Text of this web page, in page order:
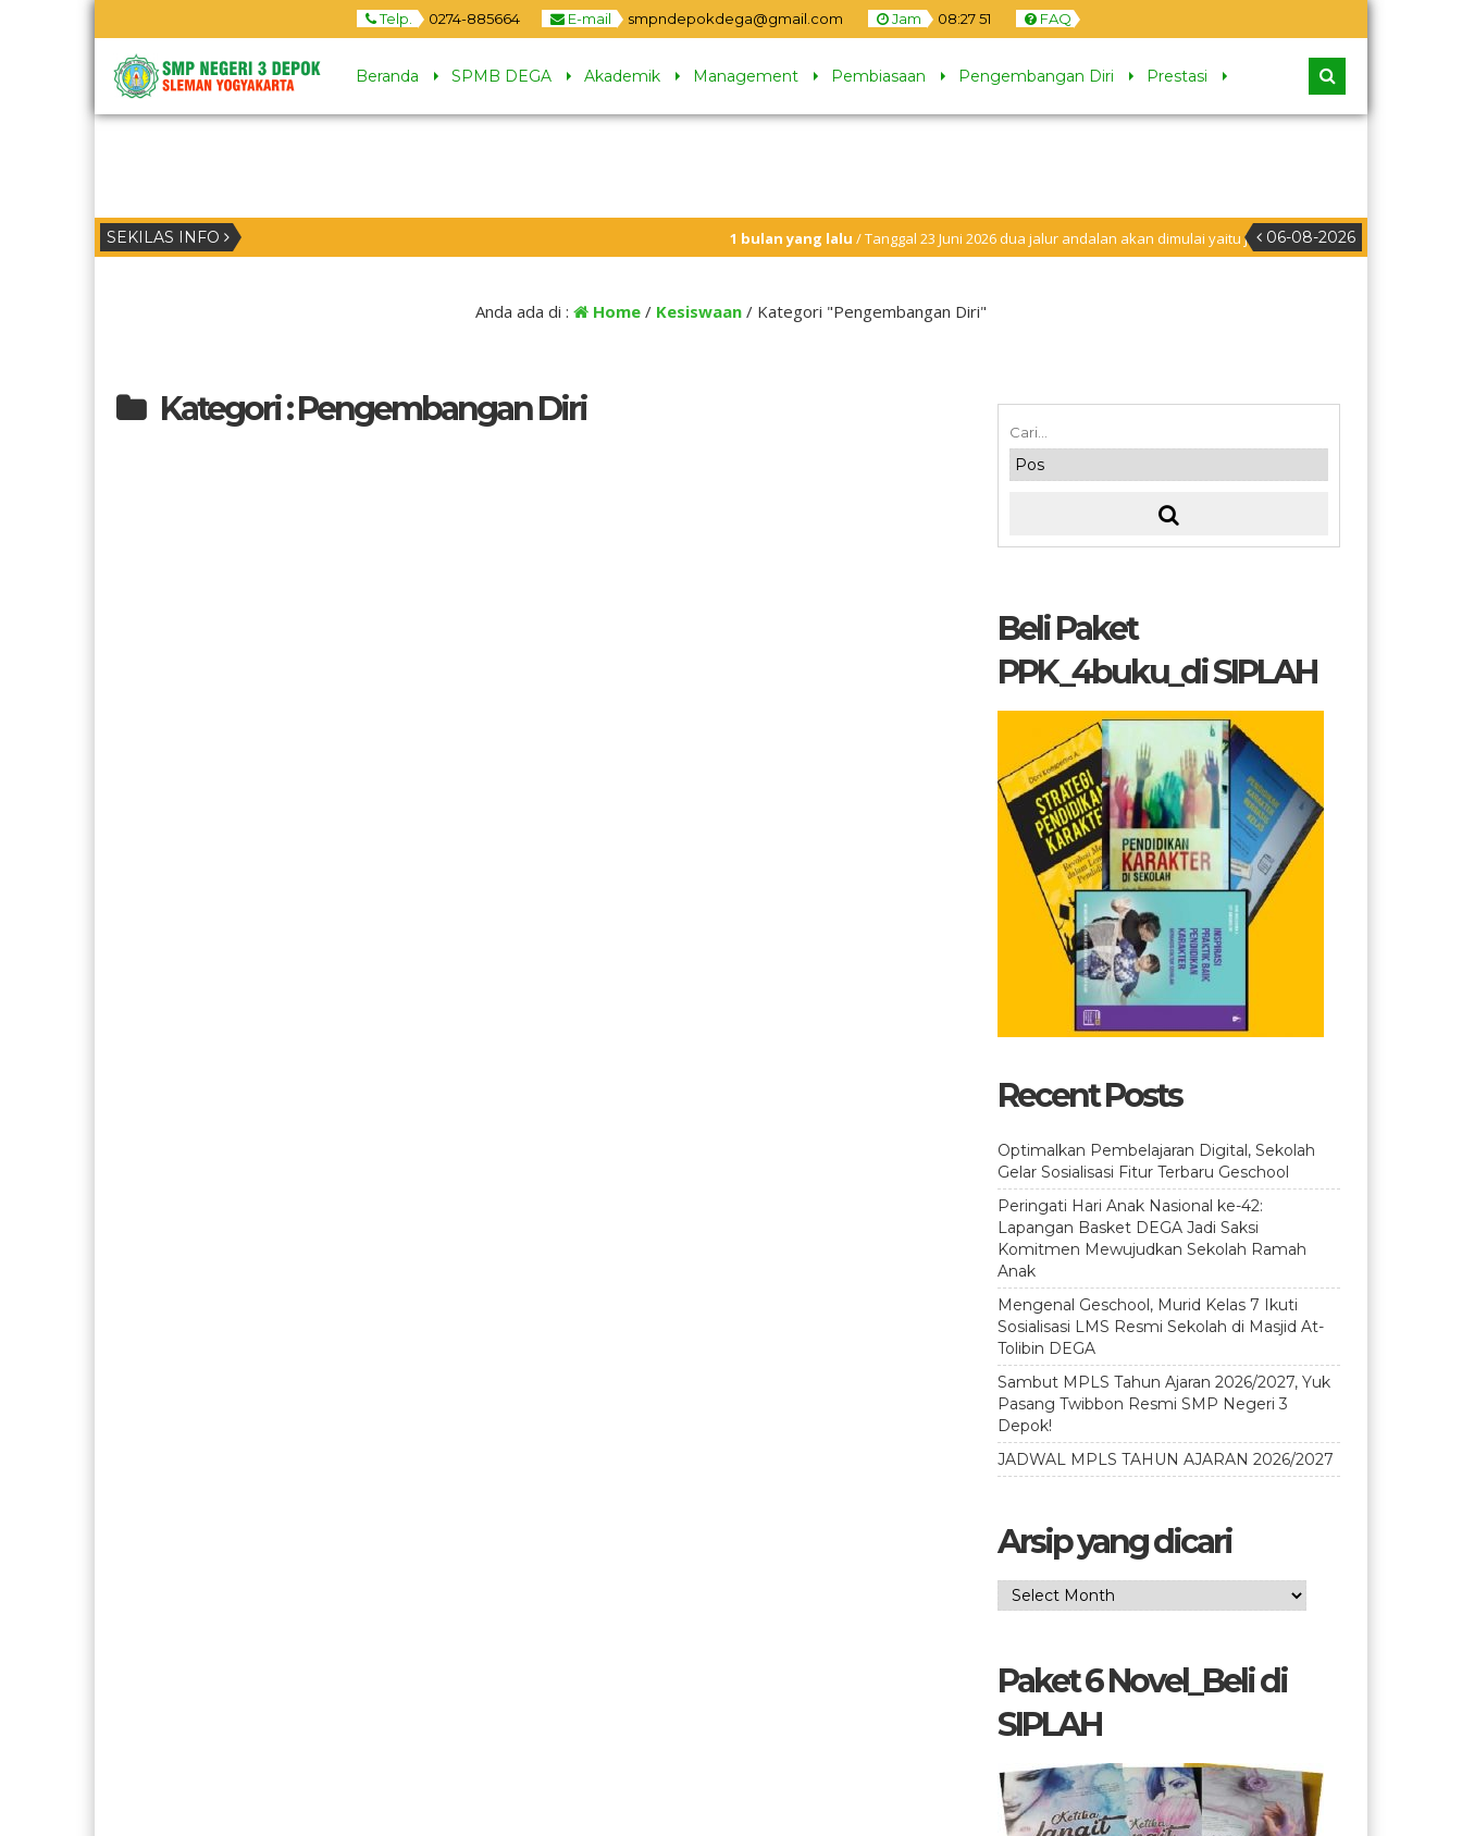
Telp. 0274-885664 E-mail smpndepokdega@gmail.com Jam 08:27 52 FAQ
Beranda SPMB DEGA Akademik Management Pembiasaan Pengembangan Diri Prestasi
SEKILAS INFO 06-08-2026
1 bulan yang lalu/ Tanggal 23 Juni 2026 dua jalur andalan akan dimulai yaitu jalur prestasi dan jalur zonasi wilayah,
Anda ada di : Home / Kesiswaan / Kategori "Pengembangan Diri"
Kategori : Pengembangan Diri
Beli Paket
PPK_4buku_di SIPLAH
Recent Posts
Optimalkan Pembelajaran Digital, Sekolah
Gelar Sosialisasi Fitur Terbaru Geschool
Peringati Hari Anak Nasional ke-42:
Lapangan Basket DEGA Jadi Saksi
Komitmen Mewujudkan Sekolah Ramah
Anak
Mengenal Geschool, Murid Kelas 7 Ikuti
Sosialisasi LMS Resmi Sekolah di Masjid At-
Tolibin DEGA
Sambut MPLS Tahun Ajaran 2026/2027, Yuk
Pasang Twibbon Resmi SMP Negeri 3
Depok!
JADWAL MPLS TAHUN AJARAN 2026/2027
Arsip yang dicari
Arsip
Paket 6 Novel_Beli di
SIPLAH